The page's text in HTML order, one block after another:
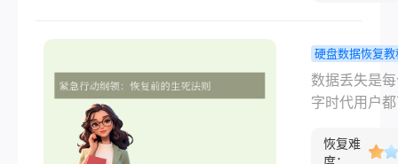
部分文
件都能
成功
失，只要及
正确措施，
文件都能成
复。那么电
站清空了怎
呢？本文将
硬盘数据恢复教
盘删除的东
么恢复？从
复指南
数据丢失是
字时代用户
是误删文件
恢复难